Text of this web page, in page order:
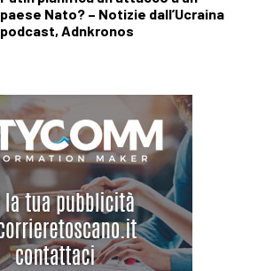
paese Nato? – Notizie dall’Ucraina
podcast, Adnkronos